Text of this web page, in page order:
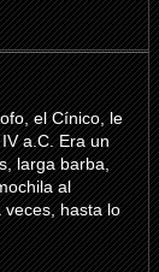
el Cínico, le
a.C. Era un
larga barba,
al
hasta lo